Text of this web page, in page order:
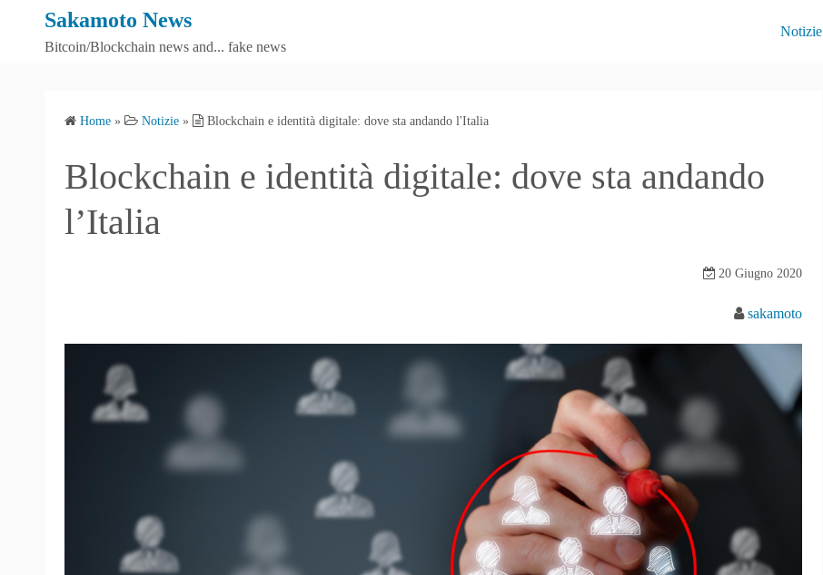
Sakamoto News
Bitcoin/Blockchain news and... fake news
Notizie
Home » Notizie » Blockchain e identità digitale: dove sta andando l'Italia
Blockchain e identità digitale: dove sta andando
l’Italia
20 Giugno 2020
sakamoto